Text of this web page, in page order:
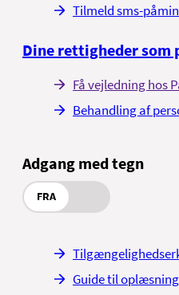
Tilmeld sms-
Dine rettigheder som
Få vejledning hos
Behandling af
Adgang med tegn
FRA
Guide til